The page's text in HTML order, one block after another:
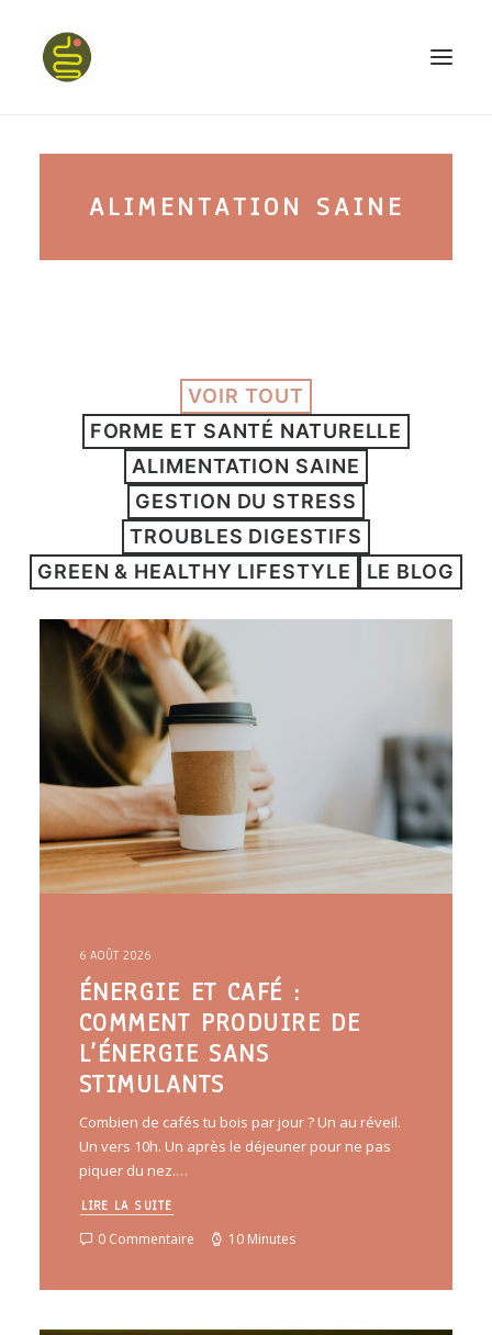
PROGRAMME HAPPY BELLY
CONFÉRENCES
podcast kinoa
ARTICLES
YOGA
faire le quiz
Recherche
Panier
ALIMENTATION SAINE
VOIR TOUT
FORME ET SANTÉ NATURELLE
ALIMENTATION SAINE
GESTION DU STRESS
TROUBLES DIGESTIFS
GREEN & HEALTHY LIFESTYLE
LE BLOG
6 AOÛT 2026
ÉNERGIE ET CAFÉ :
COMMENT PRODUIRE DE
L’ÉNERGIE SANS
STIMULANTS
Combien de cafés tu bois par jour ? Un au réveil.
Un vers 10h. Un après le déjeuner pour ne pas
piquer du nez.…
LIRE LA SUITE
0 Commentaire 10 Minutes